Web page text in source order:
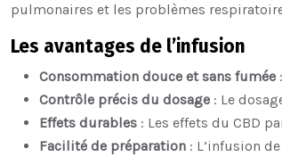
pulmonaires et les problèmes
Les avantages de l’infusion
Consommation douce et sans fumée
Contrôle précis du dosage : Le
Effets durables : Les effets du CBD
Facilité de préparation : L’infusion